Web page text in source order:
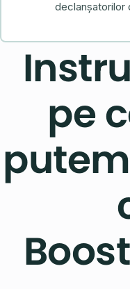
declanșatorilor
pe